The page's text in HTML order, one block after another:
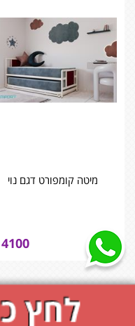
מיטה קומפורט דגם נוי
4100